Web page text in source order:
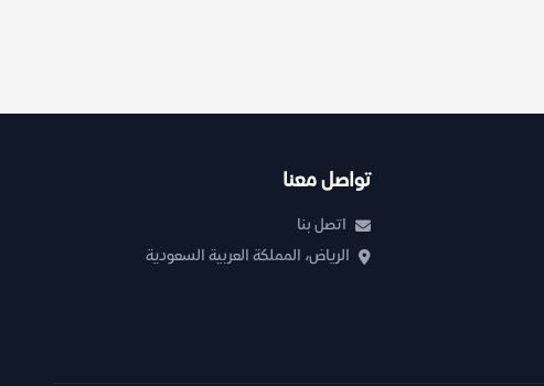
تواصل معنا
اتصل بنا
الرياض، المملكة العربية السعودية